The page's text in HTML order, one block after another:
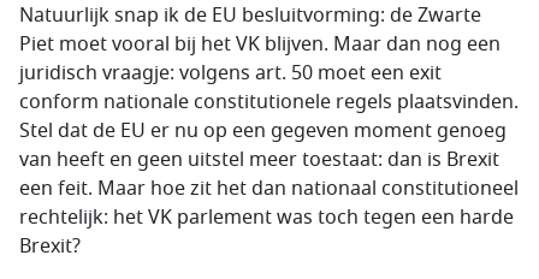
Natuurlijk snap ik de EU besluitvorming: de Zwarte
Piet moet vooral bij het VK blijven. Maar dan nog een
juridisch vraagje: volgens art. 50 moet een exit
conform nationale constitutionele regels plaatsvinden.
Stel dat de EU er nu op een gegeven moment genoeg
van heeft en geen uitstel meer toestaat: dan is Brexit
een feit. Maar hoe zit het dan nationaal constitutioneel
rechtelijk: het VK parlement was toch tegen een harde
Brexit?